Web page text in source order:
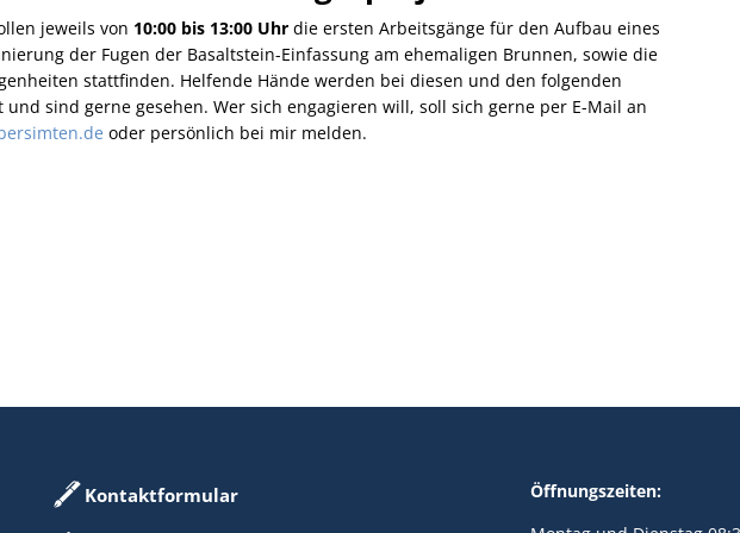
jeweils von 10:00 bis 13:00 Uhr die ersten Arbeitsgänge für den Aufbau eines
der Fugen der Basaltstein-Einfassung am ehemaligen Brunnen, sowie die
stattfinden. Helfende Hände werden bei diesen und den folgenden
sind gerne gesehen. Wer sich engagieren will, soll sich gerne per E-Mail an
oder persönlich bei mir melden.
Kontaktformular
Öffnungszeiten: